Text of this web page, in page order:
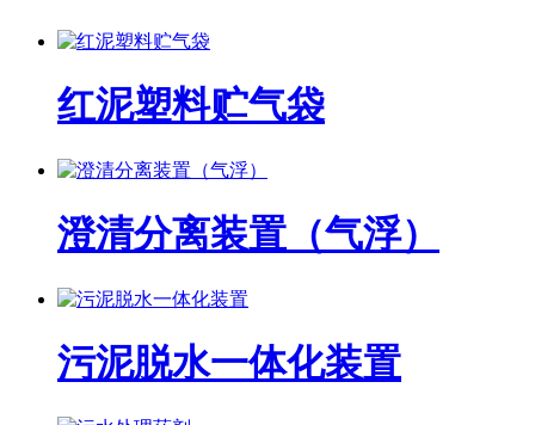
红泥塑料贮气袋
澄清分离装置（气浮）
污泥脱水一体化装置